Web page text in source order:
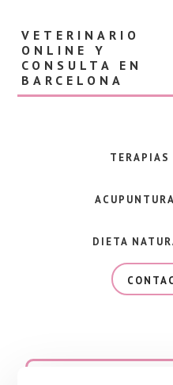
main
content
footerVETERINARIO
ONLINE Y
CONSULTA EN
BARCELONA
TERAPIAS
DIETA